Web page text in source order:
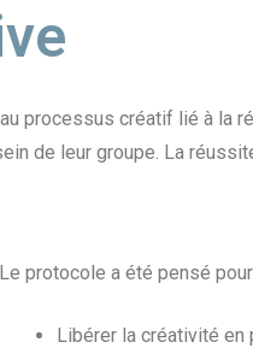
processus créatif lié à la
de leur groupe. La
Le protocole a été pensé
Libérer la créativité en